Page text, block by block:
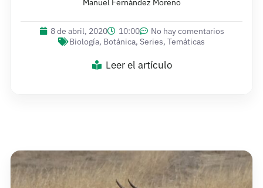
Manuel Fernández Moreno
8 de abril, 2020 10:00
No hay comentarios
Biología, Botánica, Series, Temáticas
Leer el artículo